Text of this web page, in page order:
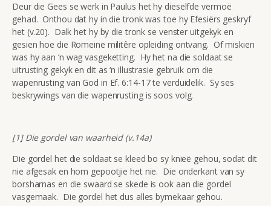
Deur die Gees se werk in Paulus het hy dieselfde vermoë
gehad. Onthou dat hy in die tronk was toe hy Efesiërs geskryf
het (v.20). Dalk het hy by die tronk se venster uitgekyk en
gesien hoe die Romeine militêre opleiding ontvang. Of miskien
was hy aan ‘n wag vasgeketting. Hy het na die soldaat se
uitrusting gekyk en dit as ‘n illustrasie gebruik om die
wapenrusting van God in Ef. 6:14-17 te verduidelik. Sy ses
beskrywings van die wapenrusting is soos volg.
[1] Die gordel van waarheid (v.14a)
Die gordel het die soldaat se kleed bo sy knieë gehou, sodat dit
nie afgesak en hom gepootjie het nie. Die onderkant van sy
borsharnas en die swaard se skede is ook aan die gordel
vasgemaak. Die gordel het dus alles bymekaar gehou.